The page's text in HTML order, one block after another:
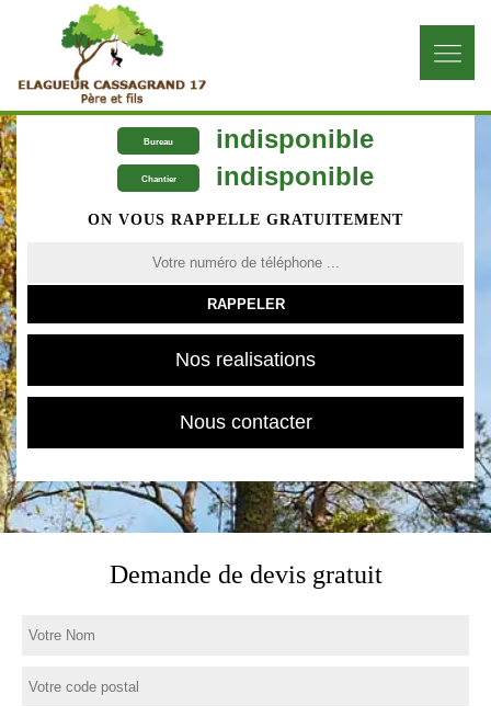
Bureau indisponible
Chantier indisponible
ON VOUS RAPPELLE GRATUITEMENT
Nos realisations
Nous contacter
Demande de devis gratuit